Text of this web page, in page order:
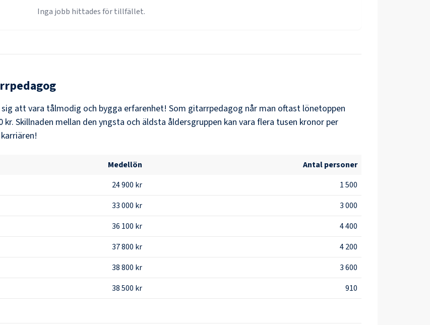
Inga jobb hittades för tillfället.
att vara tålmodig och bygga erfarenhet! Som gitarrpedagog når man oftast lönetoppen
kr. Skillnaden mellan den yngsta och äldsta åldersgruppen kan vara flera tusen kronor per
Medellön
Antal personer
24 900 kr
1 500
33 000 kr
3 000
36 100 kr
4 400
37 800 kr
4 200
38 800 kr
3 600
38 500 kr 910